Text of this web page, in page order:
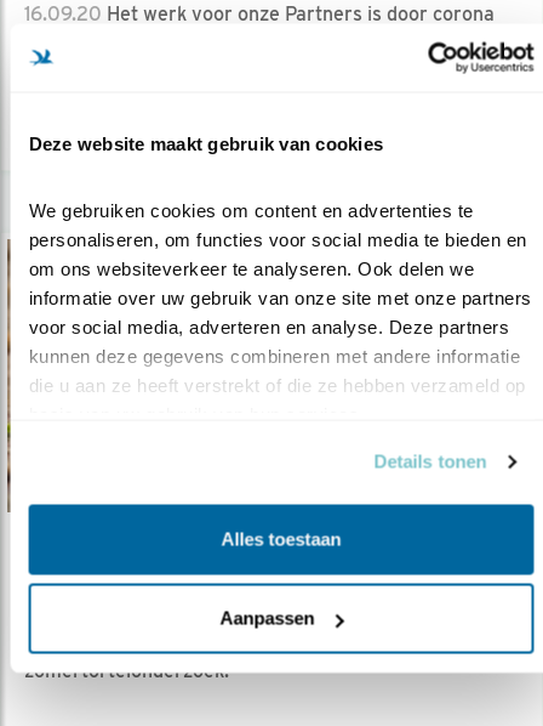
Deze website maakt gebruik van cookies
We gebruiken cookies om content en advertenties te
personaliseren, om functies voor social media te bieden en
om ons websiteverkeer te analyseren. Ook delen we
informatie over uw gebruik van onze site met onze partners
voor social media, adverteren en analyse. Deze partners
kunnen deze gegevens combineren met andere informatie
die u aan ze heeft verstrekt of die ze hebben verzameld op
Details tonen
Alles toestaan
Aanpassen
16.09.20 Het werk voor onze Partners is door corona
nog moeilijker. U kunt helpen!
zomertortelonderzoek.